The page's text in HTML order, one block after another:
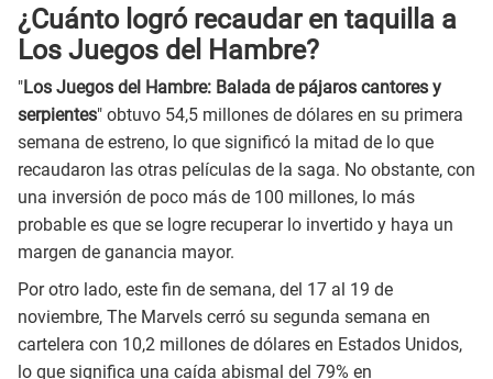
¿Cuánto logró recaudar en taquilla a
Los Juegos del Hambre?
"Los Juegos del Hambre: Balada de pájaros cantores y
serpientes" obtuvo 54,5 millones de dólares en su primera
semana de estreno, lo que significó la mitad de lo que
recaudaron las otras películas de la saga. No obstante, con
una inversión de poco más de 100 millones, lo más
probable es que se logre recuperar lo invertido y haya un
margen de ganancia mayor.
Por otro lado, este fin de semana, del 17 al 19 de
noviembre, The Marvels cerró su segunda semana en
cartelera con 10,2 millones de dólares en Estados Unidos,
lo que significa una caída abismal del 79% en